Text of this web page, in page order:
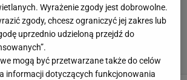
Wyrażenie zgody jest dobrowolne.
zgody, chcesz ograniczyć jej zakres lub
uprzednio udzieloną przejdź do
mogą być przetwarzane także do celów
informacji dotyczących funkcjonowania